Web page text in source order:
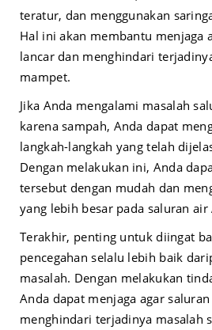
teratur, dan menggunakan
Hal ini akan membantu menjaga
lancar dan menghindari
mampet.
Jika Anda mengalami masalah
karena sampah, Anda dapat
langkah-langkah yang telah
Dengan melakukan ini, Anda
tersebut dengan mudah dan
yang lebih besar pada saluran air
Terakhir, penting untuk diingat
pencegahan selalu lebih baik
masalah. Dengan melakukan
Anda dapat menjaga agar
menghindari terjadinya masalah